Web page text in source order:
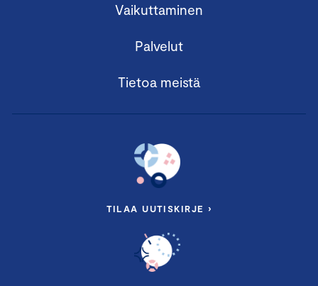
Vaikuttaminen
Palvelut
Tietoa meistä
TILAA UUTISKIRJE ›